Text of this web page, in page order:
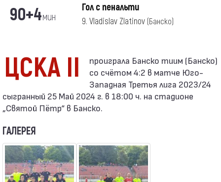
90+4мин
Гол с пенальти
9. Vladislav Zlatinov (Банско)
ЦСКА II
со счётом 4:2 в матче Юго-
Западная Третья лига 2023/24
сыгранный 25 Май 2024 г. в 18:00 ч. на стадионе
„Святой Пётр“ в Банско.
ГАЛЕРЕЯ